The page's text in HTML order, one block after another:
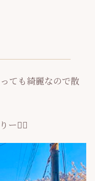
ても綺麗なので散
ー🏃‍♀️